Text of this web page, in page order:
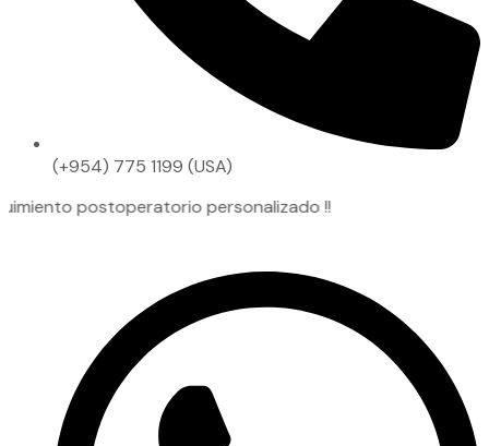
(+954) 775 1199 (USA)
postoperatorio personalizado !!